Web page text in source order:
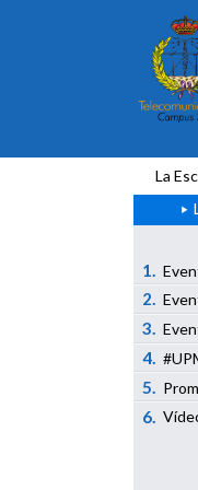
La
1.
2.
3.
4.
5.
6.